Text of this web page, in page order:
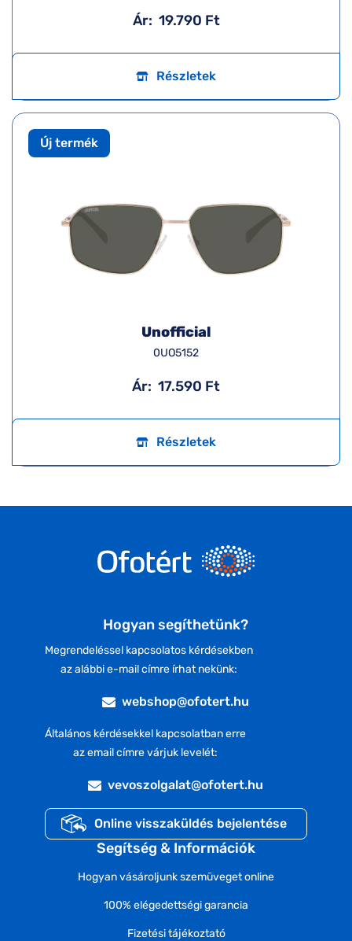
Ár: 19.790 Ft
Részletek
Új termék
Unofficial
0UO5152
Ár: 17.590 Ft
Részletek
Hogyan segíthetünk?
Megrendeléssel kapcsolatos kérdésekben
az alábbi e-mail címre írhat nekünk:
webshop@ofotert.hu
Általános kérdésekkel kapcsolatban erre
az email címre várjuk levelét:
vevoszolgalat@ofotert.hu
Online visszaküldés bejelentése
Segítség & Információk
Hogyan vásároljunk szemüveget online
100% elégedettségi garancia
Fizetési tájékoztató